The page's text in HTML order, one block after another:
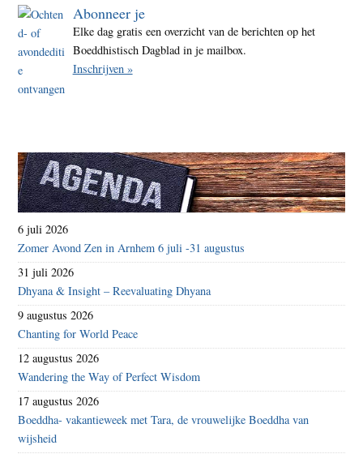
Abonneer je
Elke dag gratis een overzicht van de berichten op het
Boeddhistisch Dagblad in je mailbox.
Inschrijven »
6 juli 2026
Zomer Avond Zen in Arnhem 6 juli -31 augustus
31 juli 2026
Dhyana & Insight – Reevaluating Dhyana
9 augustus 2026
Chanting for World Peace
12 augustus 2026
Wandering the Way of Perfect Wisdom
17 augustus 2026
Boeddha- vakantieweek met Tara, de vrouwelijke Boeddha van
wijsheid